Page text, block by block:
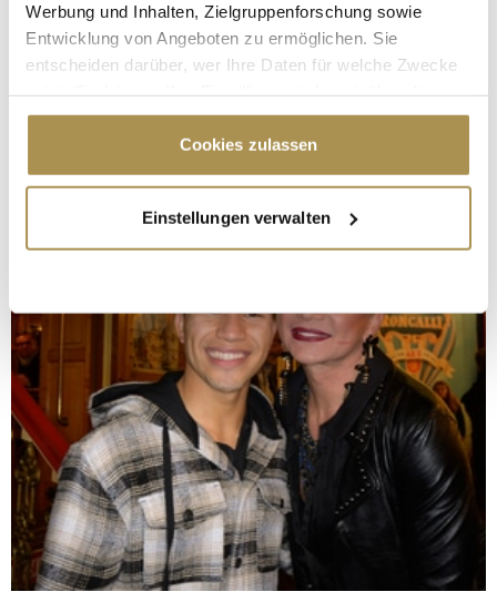
Werbung und Inhalten, Zielgruppenforschung sowie
Entwicklung von Angeboten zu ermöglichen. Sie
entscheiden darüber, wer Ihre Daten für welche Zwecke
Cookie-Erklärung oder durch Klicken auf das Privacy
Trigger Symbol ändern oder widerrufen
Informationen über Ihre geografische Lage
erfassen, welche bis auf einige Meter genau sein
bestimmten Merkmalen (Fingerprinting) identifizieren
Erfahren Sie mehr darüber, wie Ihre persönlichen Daten
verarbeitet werden, und legen Sie Ihre Präferenzen im
Abschnitt Einzelheiten
fest.
Wir verwenden Cookies, um Inhalte und Anzeigen zu
personalisieren, Funktionen für soziale Medien anbieten
zu können und die Zugriffe auf unsere Website zu
analysieren. Außerdem geben wir Informationen zu Ihrer
Verwendung unserer Website an unsere Partner für
Cookies zulassen
Einstellungen verwalten